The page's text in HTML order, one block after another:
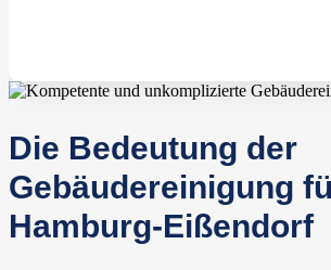
Die Bedeutung der
Gebäudereinigung
Hamburg-Eißendorf